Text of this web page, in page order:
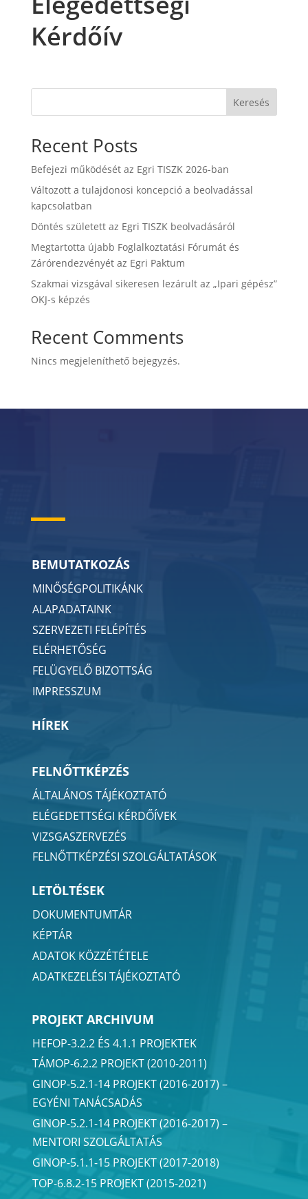
Kérdőív
Keresés
Recent Posts
Befejezi működését az Egri TISZK 2026-ban
Változott a tulajdonosi koncepció a beolvadással
kapcsolatban
Döntés született az Egri TISZK beolvadásáról
Megtartotta újabb Foglalkoztatási Fórumát és
Zárórendezvényét az Egri Paktum
Szakmai vizsgával sikeresen lezárult az „Ipari gépész”
OKJ-s képzés
Recent Comments
Nincs megjeleníthető bejegyzés.
BEMUTATKOZÁS
MINŐSÉGPOLITIKÁNK
ALAPADATAINK
SZERVEZETI FELÉPÍTÉS
ELÉRHETŐSÉG
FELÜGYELŐ BIZOTTSÁG
IMPRESSZUM
HÍREK
FELNŐTTKÉPZÉS
ÁLTALÁNOS TÁJÉKOZTATÓ
ELÉGEDETTSÉGI KÉRDŐÍVEK
VIZSGASZERVEZÉS
FELNŐTTKÉPZÉSI SZOLGÁLTATÁSOK
LETÖLTÉSEK
DOKUMENTUMTÁR
KÉPTÁR
ADATOK KÖZZÉTÉTELE
ADATKEZELÉSI TÁJÉKOZTATÓ
PROJEKT ARCHIVUM
HEFOP-3.2.2 ÉS 4.1.1 PROJEKTEK
TÁMOP-6.2.2 PROJEKT (2010-2011)
GINOP-5.2.1-14 PROJEKT (2016-2017) –
EGYÉNI TANÁCSADÁS
GINOP-5.2.1-14 PROJEKT (2016-2017) –
MENTORI SZOLGÁLTATÁS
GINOP-5.1.1-15 PROJEKT (2017-2018)
TOP-6.8.2-15 PROJEKT (2015-2021)